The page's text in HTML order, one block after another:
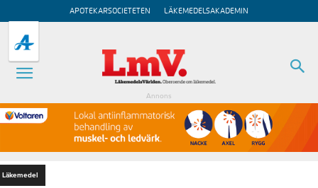
APOTEKARSOCIETETEN LÄKEMEDELSAKADEMIN
Annons
Läkemedel